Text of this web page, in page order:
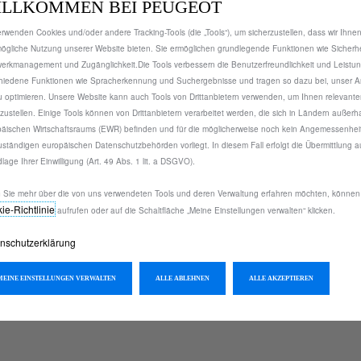
i
s
7
1
,
7
0
€
i
t
y
u
p
d
t
e
o
:
der Sonneneinstrahlung geschützt und ein
neugierigen Blicken.
BEI PEUGEOT
Cookies und/oder andere Tracking-Tools (die „Tools“), um sicherzustellen, dass wir
Nutzung unserer Website bieten. Sie ermöglichen grundlegende Funktionen wie
und Zugänglichkeit.Die Tools verbessern die Benutzerfreundlichkeit und
Funktionen wie Spracherkennung und Suchergebnisse und tragen so dazu bei, unser
optimieren. Unsere Website kann auch Tools von Drittanbietern verwenden, um Ihnen
Einige Tools können von Drittanbietern verarbeitet werden, die sich in Ländern
Wirtschaftsraums (EWR) befinden und für die möglicherweise noch kein
europäischen Datenschutzbehörden vorliegt. In diesem Fall erfolgt die Übermittlung
Ihrer Einwilligung (Art. 49 Abs. 1 lit. a DSGVO).
Sie mehr über die von uns verwendeten Tools und deren Verwaltung erfahren möchten,
aufrufen oder auf die Schaltfläche „Meine Einstellungen verwalten“ klicken.
MEINE EINSTELLUNGEN VERWALTEN ALLE AKZEPTIEREN
ALLE ABLEHNEN